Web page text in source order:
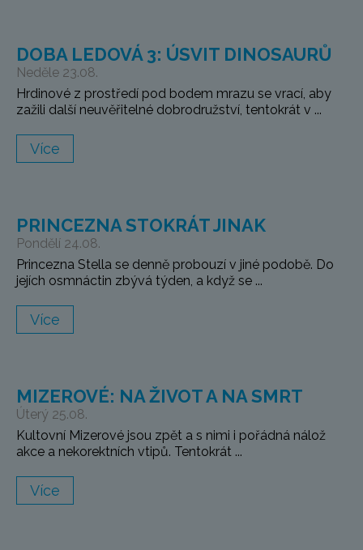
DOBA LEDOVÁ 3: ÚSVIT DINOSAURŮ
Neděle 23.08.
Hrdinové z prostředí pod bodem mrazu se vrací, aby
zažili další neuvěřitelné dobrodružství, tentokrát v ...
Více
PRINCEZNA STOKRÁT JINAK
Pondělí 24.08.
Princezna Stella se denně probouzí v jiné podobě. Do
jejích osmnáctin zbývá týden, a když se ...
Více
MIZEROVÉ: NA ŽIVOT A NA SMRT
Úterý 25.08.
Kultovní Mizerové jsou zpět a s nimi i pořádná nálož
akce a nekorektních vtipů. Tentokrát ...
Více